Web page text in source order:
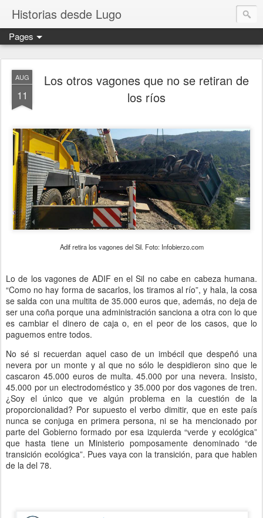
Historias desde Lugo
Pages
AUG
11
Los otros vagones que no se retiran de
los ríos
Adif retira los vagones del Sil. Foto: Infobierzo.com
Lo de los vagones de ADIF en el Sil no cabe en cabeza humana.
“Como no hay forma de sacarlos, los tiramos al río”, y hala, la cosa
se salda con una multita de 35.000 euros que, además, no deja de
ser una coña porque una administración sanciona a otra con lo que
es cambiar el dinero de caja o, en el peor de los casos, que lo
paguemos entre todos.
No sé si recuerdan aquel caso de un imbécil que despeñó una
nevera por un monte y al que no sólo le despidieron sino que le
cascaron 45.000 euros de multa. 45.000 por una nevera. Insisto,
45.000 por un electrodoméstico y 35.000 por dos vagones de tren.
¿Soy el único que ve algún problema en la cuestión de la
proporcionalidad? Por supuesto el verbo dimitir, que en este país
nunca se conjuga en primera persona, ni se ha mencionado por
parte del Gobierno formado por esa izquierda “verde y ecológica”
que hasta tiene un Ministerio pomposamente denominado “de
transición ecológica”. Pues vaya con la transición, para que hablen
de la del 78.